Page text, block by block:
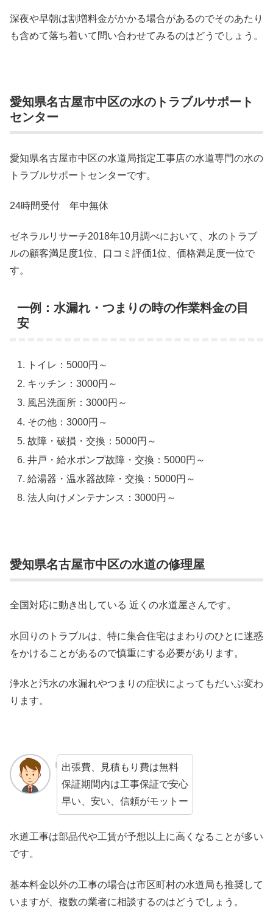
深夜や早朝は割増料金がかかる場合があるのでそのあたり
も含めて落ち着いて問い合わせてみるのはどうでしょう。
愛知県名古屋市中区の水のトラブルサポート
センター
愛知県名古屋市中区の水道局指定工事店の水道専門の水の
トラブルサポートセンターです。
24時間受付 年中無休
ゼネラルリサーチ2018年10月調べにおいて、水のトラブ
ルの顧客満足度1位、口コミ評価1位、価格満足度一位で
す。
一例：水漏れ・つまりの時の作業料金の目
安
トイレ：5000円～
キッチン：3000円～
風呂洗面所：3000円～
その他：3000円～
故障・破損・交換：5000円～
井戸・給水ポンプ故障・交換：5000円～
給湯器・温水器故障・交換：5000円～
法人向けメンテナンス：3000円～
愛知県名古屋市中区の水道の修理屋
全国対応に動き出している 近くの水道屋さんです。
水回りのトラブルは、特に集合住宅はまわりのひとに迷惑
をかけることがあるので慎重にする必要があります。
浄水と汚水の水漏れやつまりの症状によってもだいぶ変わ
ります。
出張費、見積もり費は無料
保証期間内は工事保証で安心
早い、安い、信頼がモットー
水道工事は部品代や工賃が予想以上に高くなることが多い
です。
基本料金以外の工事の場合は市区町村の水道局も推奨して
いますが、複数の業者に相談するのはどうでしょう。